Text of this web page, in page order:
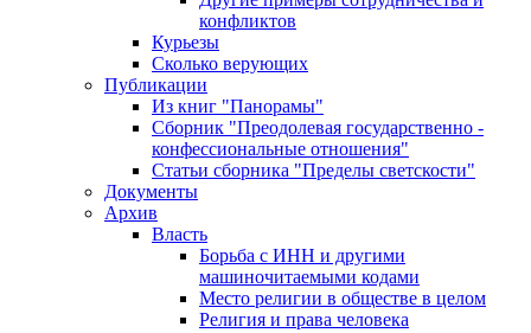
конфликтов
Курьезы
Сколько верующих
Публикации
Из книг "Панорамы"
Сборник "Преодолевая государственно -
конфессиональные отношения"
Статьи сборника "Пределы светскости"
Документы
Архив
Власть
Борьба с ИНН и другими
машиночитаемыми кодами
Место религии в обществе в целом
Религия и права человека